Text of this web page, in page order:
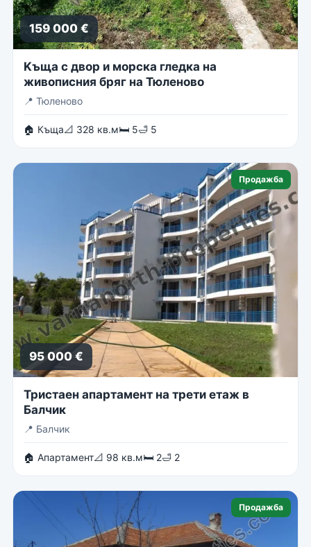
159 000 €
Kъща с двор и морска гледка на
живописния бряг на Тюленово
📍 Тюленово
🏠 Къща📐 328 кв.м🛏 5🛁 5
Продажба
95 000 €
Тристаен апартамент на трети етаж в
Балчик
📍 Балчик
🏠 Апартамент📐 98 кв.м🛏 2🛁 2
Продажба